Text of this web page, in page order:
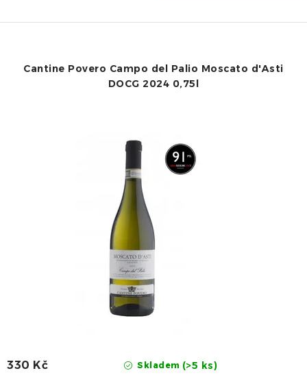
Cantine Povero Campo del Palio Moscato d'Asti
DOCG 2024 0,75l
Skladem (>5 ks)
330 Kč